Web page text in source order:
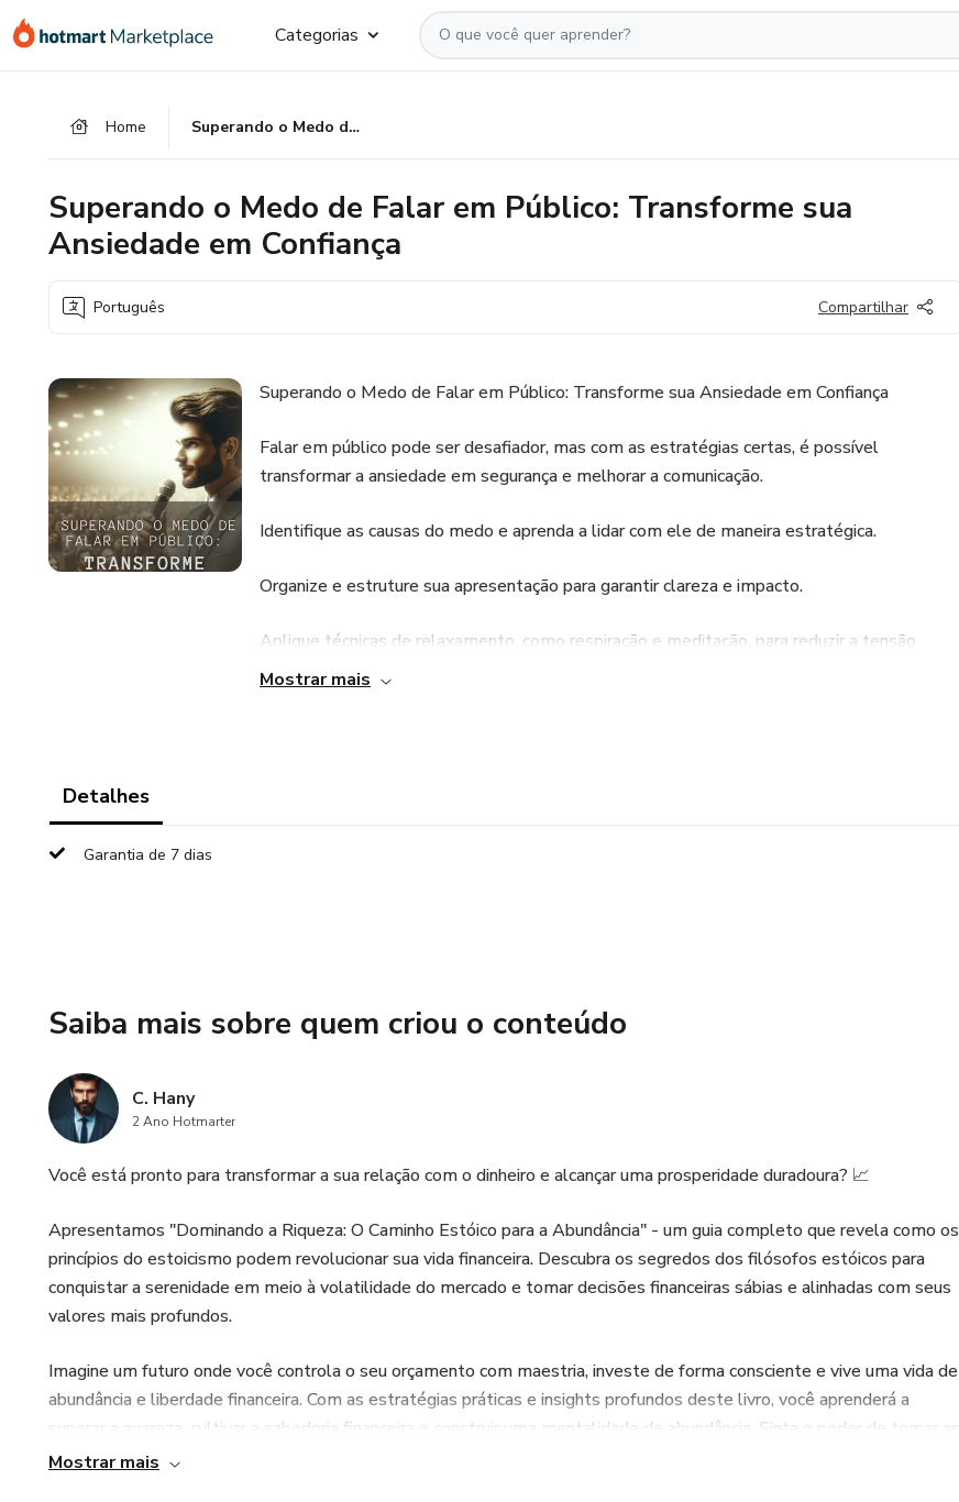
para
para
para
Categorias
Home Superando o Medo de Falar em Público: Transforme sua Ansiedade em Confiança
Superando o Medo de Falar em Público: Transforme sua
Ansiedade em Confiança
Português Compartilhar
Superando o Medo de Falar em Público: Transforme sua Ansiedade em Confiança
Falar em público pode ser desafiador, mas com as estratégias certas, é possível
transformar a ansiedade em segurança e melhorar a comunicação.
Identifique as causas do medo e aprenda a lidar com ele de maneira estratégica.
Organize e estruture sua apresentação para garantir clareza e impacto.
Aplique técnicas de relaxamento, como respiração e meditação, para reduzir a tensão
antes de falar.
Este e-book oferece um caminho prático para quem deseja melhorar a comunicação, se
Mostrar mais
Detalhes
Garantia de 7 dias
Saiba mais sobre quem criou o conteúdo
C. Hany
2 Ano Hotmarter
Você está pronto para transformar a sua relação com o dinheiro e alcançar uma prosperidade duradoura? 📈
Apresentamos "Dominando a Riqueza: O Caminho Estóico para a Abundância" - um guia completo que revela como os
princípios do estoicismo podem revolucionar sua vida financeira. Descubra os segredos dos filósofos estóicos para
conquistar a serenidade em meio à volatilidade do mercado e tomar decisões financeiras sábias e alinhadas com seus
valores mais profundos.
Imagine um futuro onde você controla o seu orçamento com maestria, investe de forma consciente e vive uma vida de
abundância e liberdade financeira. Com as estratégias práticas e insights profundos deste livro, você aprenderá a
superar a avareza, cultivar a sabedoria financeira e construir uma mentalidade de abundância. Sinta o poder de tomar as
rédeas da sua vida financeira e alcançar um novo nível de prosperidade!
Mostrar mais